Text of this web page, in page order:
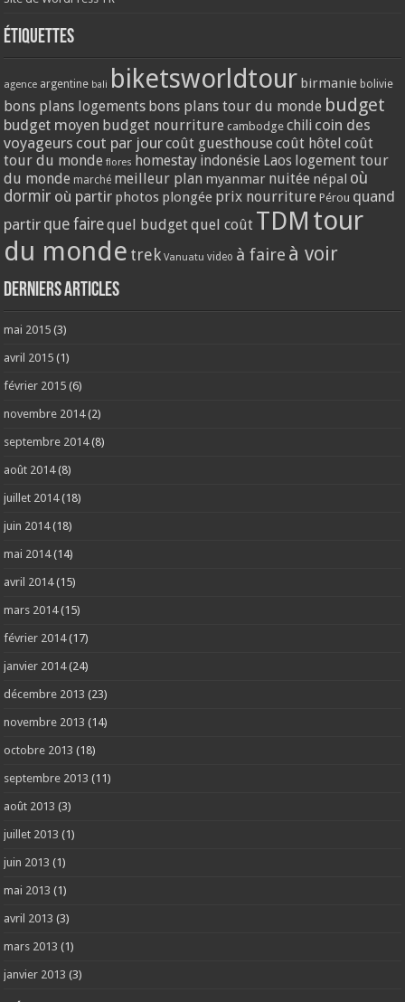
Étiquettes
agence argentine bali biketsworldtour birmanie bolivie
bons plans logements bons plans tour du monde budget
budget moyen budget nourriture cambodge chili coin des
voyageurs cout par jourcoût guesthouse coût hôtel coût
tour du monde flores homestay indonésie Laos logement tour
du monde marché meilleur plan myanmar nuitée népal où
dormir où partir photos plongée prix nourriture Pérou quand
partir que fairequel budgetquel coût TDM tour
du monde trek Vanuatu video à faire à voir
Derniers articles
mai 2015 (3)
avril 2015 (1)
février 2015 (6)
novembre 2014(2)
septembre 2014(8)
août 2014(8)
juillet 2014(18)
juin 2014(18)
mai 2014(14)
avril 2014(15)
mars 2014(15)
février 2014(17)
janvier 2014(24)
décembre 2013 (23)
novembre 2013 (14)
octobre 2013 (18)
septembre 2013 (11)
août 2013 (3)
juillet 2013 (1)
juin 2013 (1)
mai 2013 (1)
avril 2013 (3)
mars 2013 (1)
janvier 2013 (3)